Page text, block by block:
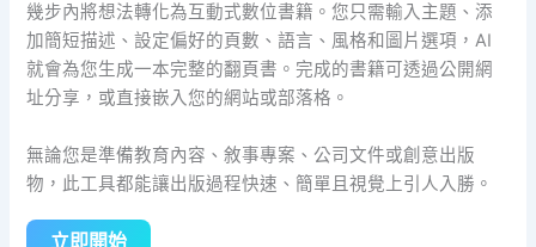
幾步內將想法轉化為互動式數位書籍。您只需輸入主題、添
加簡短描述、設定偏好的頁數、語言、風格和圖片選項，AI
就會為您生成一本完整的翻頁書。完成的書籍可透過公開網
址分享，或直接嵌入您的網站或部落格。
無論您是準備教育內容、敘事專案、公司文件或創意出版
物，此工具都能讓出版過程快速、簡單且視覺上引人入勝。
立即開始